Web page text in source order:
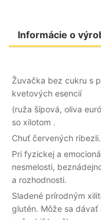
Informácie o
Žuvačka bez cukru s
kvetových esencií
(ruža šípová, oliva
so xilotom .
Chuť červených ribezli.
Pri fyzickej a
nesmelosti,
a rozhodnosti.
Sladené prírodným
glutén. Môže sa